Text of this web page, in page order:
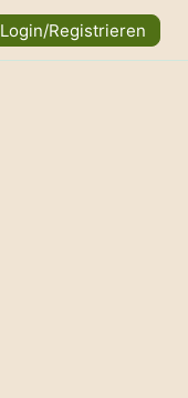
Login/Registrieren